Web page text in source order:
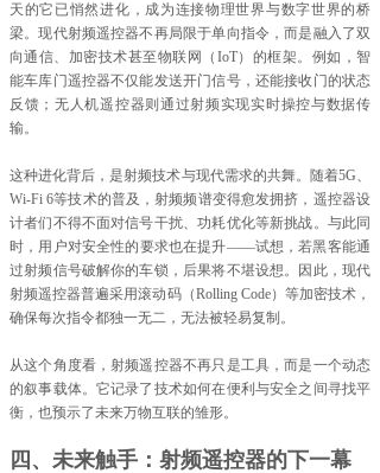
天的它已悄然进化，成为连接物理世界与数字世界的桥
梁。现代射频遥控器不再局限于单向指令，而是融入了双
向通信、加密技术甚至物联网（IoT）的框架。例如，智
能车库门遥控器不仅能发送开门信号，还能接收门的状态
反馈；无人机遥控器则通过射频实现实时操控与数据传
输。
这种进化背后，是射频技术与现代需求的共舞。随着5G、
Wi-Fi 6等技术的普及，射频频谱变得愈发拥挤，遥控器设
计者们不得不面对信号干扰、功耗优化等新挑战。与此同
时，用户对安全性的要求也在提升——试想，若黑客能通
过射频信号破解你的车锁，后果将不堪设想。因此，现代
射频遥控器普遍采用滚动码（Rolling Code）等加密技术，
确保每次指令都独一无二，无法被轻易复制。
从这个角度看，射频遥控器不再只是工具，而是一个动态
的叙事载体。它记录了技术如何在便利与安全之间寻找平
衡，也预示了未来万物互联的雏形。
四、未来触手：射频遥控器的下一幕